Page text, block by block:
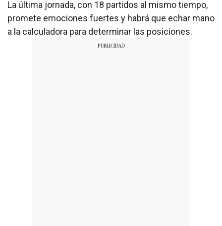
La última jornada, con 18 partidos al mismo tiempo,
promete emociones fuertes y habrá que echar mano
a la calculadora para determinar las posiciones.